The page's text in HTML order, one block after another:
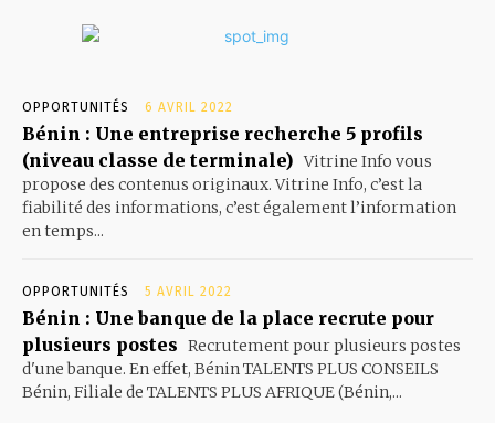
OPPORTUNITÉS 6 AVRIL 2022
Bénin : Une entreprise recherche 5 profils
(niveau classe de terminale) Vitrine Info vous
propose des contenus originaux. Vitrine Info, c’est la
fiabilité des informations, c’est également l’information
en temps...
OPPORTUNITÉS 5 AVRIL 2022
Bénin : Une banque de la place recrute pour
plusieurs postes Recrutement pour plusieurs postes
d'une banque. En effet, Bénin TALENTS PLUS CONSEILS
Bénin, Filiale de TALENTS PLUS AFRIQUE (Bénin,...